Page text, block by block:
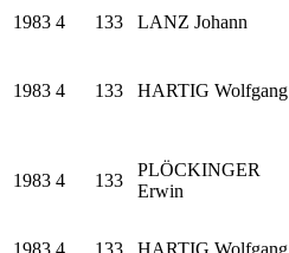
1983 4 133 LANZ Johann
1983 4 133 HARTIG Wolfgang
1983 4 133
PLÖCKINGER
Erwin